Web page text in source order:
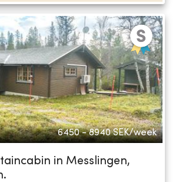
6450 - 8940 SEK/week
in Messlingen,